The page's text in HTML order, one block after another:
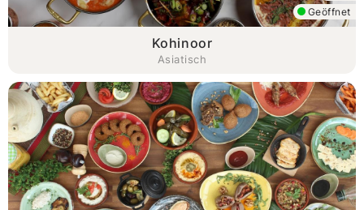
Kohinoor
Asiatisch
Geöffnet